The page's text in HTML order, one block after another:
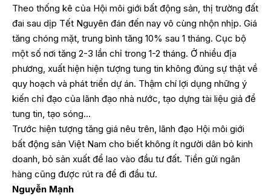
Theo thống kê của Hội môi giới bất động sản, thị trường đất
đai sau dịp Tết Nguyên đán đến nay vô cùng nhộn nhịp. Giá
tăng chóng mặt, trung bình tăng 10% sau 1 tháng. Cục bộ
một số nơi tăng 2-3 lần chỉ trong 1-2 tháng. Ở nhiều địa
phương, xuất hiện hiện tượng tung tin không đúng sự thật về
quy hoạch và phát triển dự án. Thậm chí lợi dụng những ý
kiến chỉ đạo của lãnh đạo nhà nước, tạo dựng tài liệu giả để
tung tin, tạo sóng…
Trước hiện tượng tăng giá nêu trên, lãnh đạo Hội môi giới
bất động sản Việt Nam cho biết không ít người dân bỏ kinh
doanh, bỏ sản xuất để lao vào đầu tư đất. Tiền gửi ngân
hàng cũng được rút ra để đi đầu tư.
Nguyễn Mạnh